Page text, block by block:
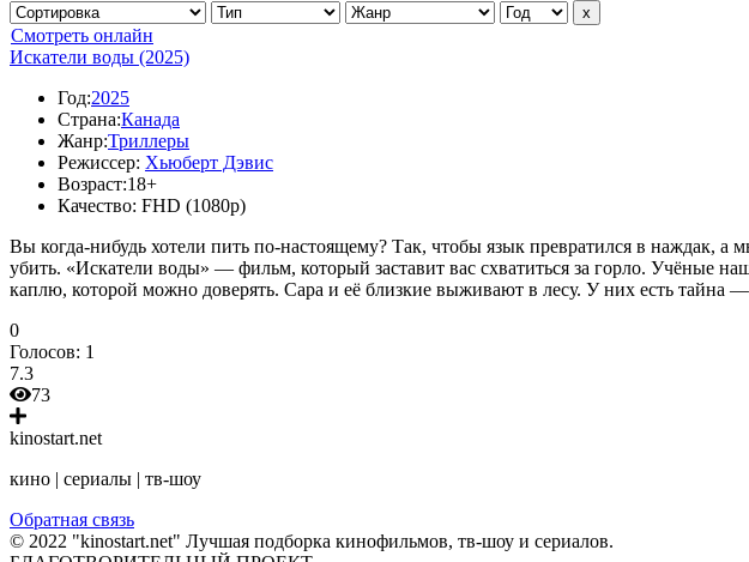
Смотреть онлайн
Искатели воды (2025)
Год:2025
Страна:Канада
Жанр:Триллеры
Режиссер: Хьюберт Дэвис
Возраст:18+
Качество: FHD (1080p)
Вы когда-нибудь хотели пить по-настоящему? Так, чтобы язык превратился в наждак,
убить. «Искатели воды» — фильм, который заставит вас схватиться за горло. Учёные
каплю, которой можно доверять. Сара и её близкие выживают в лесу. У них есть
0
Голосов: 1
7.3
73
kinostart.net
кино | сериалы | тв-шоу
Обратная связь
© 2022 "kinostart.net" Лучшая подборка кинофильмов, тв-шоу и сериалов.